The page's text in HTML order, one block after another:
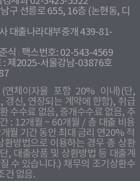
구 선릉로 655, 16층 (논현동, 디
대출나라대부중개 439-81-
식
팩스번호: 02-543-4569
: 제2025-서울강남-03876호
체이자율 포함 20% 이내)(단,
갱신, 연장되는 계약에 한함), 취급
수수료 없음, 중개수수료 없음, 추
: 12개월 ~ 60개월 / 총 대출 비용
월 기간 동안 최대 금리 연20% 적
환방법으로 이용하는 경우 총 상환
, 대출상품 및 상환방법 등 대출계
수 있습니다.) 채무의 조기상환수
건 없음.